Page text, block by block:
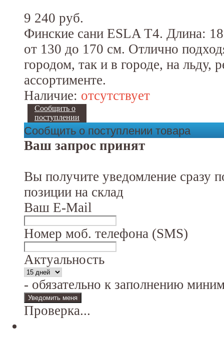
9 240 руб.
Финские сани ESLA T4. Длина:
от 130 до 170 см. Отлично
городом, так и в городе, на льду,
ассортименте.
Наличие: отсутствует
Сообщить о
поступлении
Сообщить о поступлении товара
Ваш запрос принят
Вы получите уведомление сразу
позиции на склад
Ваш E-Mail
Номер моб. телефона (SMS)
Актуальность
- обязательно к заполнению
Проверка...